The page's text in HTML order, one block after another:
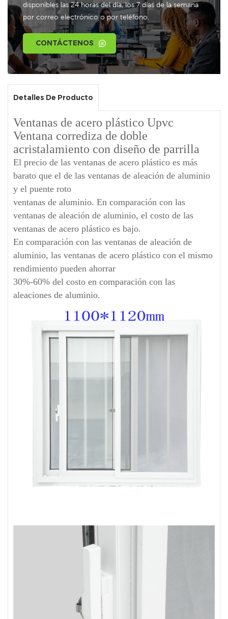
disponibles las 24 horas del día, los 7 días de la semana
por correo electrónico o por teléfono.
CONTÁCTENOS
Detalles De Producto
Ventanas de acero plástico Upvc
Ventana corrediza de doble
acristalamiento con diseño de parrilla
El precio de las ventanas de acero plástico es más
barato que el de las ventanas de aleación de aluminio
y el puente roto
ventanas de aluminio. En comparación con las
ventanas de aleación de aluminio, el costo de las
ventanas de acero plástico es bajo.
En comparación con las ventanas de aleación de
aluminio, las ventanas de acero plástico con el mismo
rendimiento pueden ahorrar
30%-60% del costo en comparación con las
aleaciones de aluminio.